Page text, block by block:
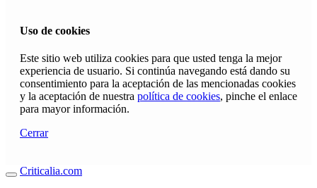
Uso de cookies
Este sitio web utiliza cookies para que usted tenga la mejor
experiencia de usuario. Si continúa navegando está dando su
consentimiento para la aceptación de las mencionadas cookies
y la aceptación de nuestra política de cookies, pinche el enlace
para mayor información.
Cerrar
Criticalia.com